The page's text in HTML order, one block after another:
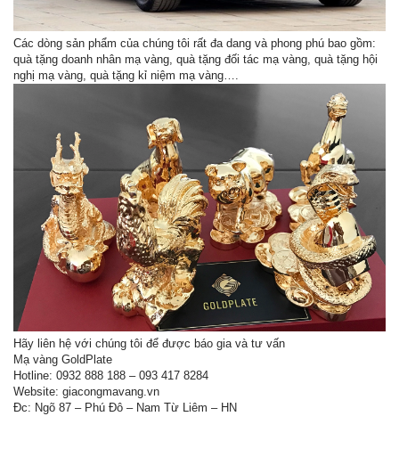
Các dòng sản phẩm của chúng tôi rất đa dang và phong phú bao gồm:
quà tặng doanh nhân mạ vàng, quà tặng đối tác mạ vàng, quà tặng hội
nghị mạ vàng, quà tặng kỉ niệm mạ vàng….
Hãy liên hệ với chúng tôi để được báo gia và tư vấn
Mạ vàng GoldPlate
Hotline: 0932 888 188 – 093 417 8284
Website: giacongmavang.vn
Đc: Ngõ 87 – Phú Đô – Nam Từ Liêm – HN